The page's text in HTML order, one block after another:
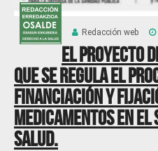
Redacción web
el Proyecto
que se regula el
financiación y
medicamentos en el
Salud.